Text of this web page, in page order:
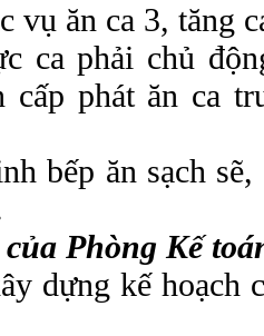
vụ ăn ca 3, tăng
ca phải chủ
cấp phát ăn ca
bếp ăn sạch
của Phòng
dựng kế hoạch